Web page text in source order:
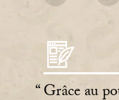
Grâce au